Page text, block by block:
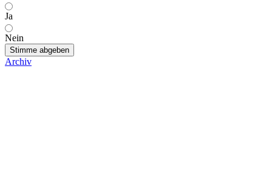
Ja
Nein
Stimme abgeben
Archiv